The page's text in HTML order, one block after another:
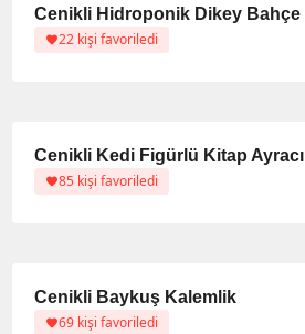
22 kişi favoriledi
Cenikli Kedi Figürlü Kitap Ayracı
85 kişi favoriledi
Cenikli Baykuş Kalemlik
69 kişi favoriledi